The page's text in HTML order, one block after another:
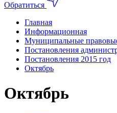
Обратиться
Главная
Информационная
Муниципальные
Постановления
Постановления 2015 год
Октябрь
Октябрь